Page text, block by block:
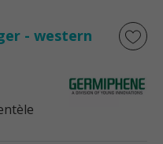
- western